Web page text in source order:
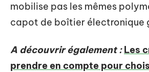
mobilise pas les mêmes
capot de boîtier électronique
A découvrir également : Les
prendre en compte pour